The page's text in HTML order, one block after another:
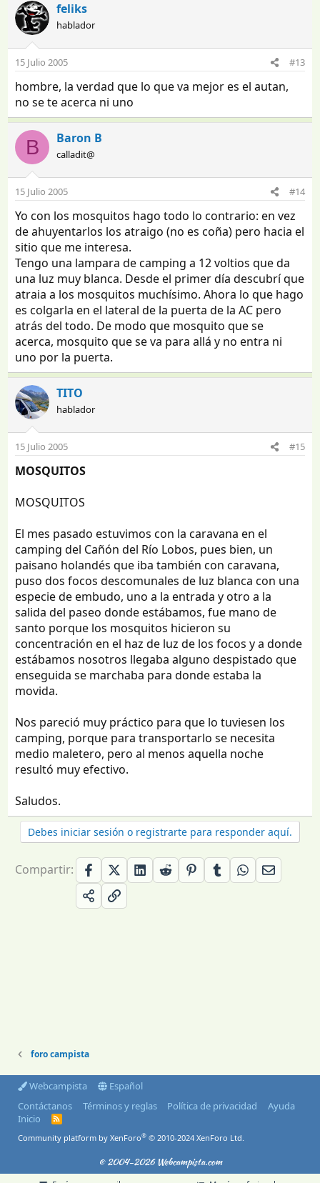
feliks
hablador
15 Julio 2005 #13
hombre, la verdad que lo que va mejor es el autan,
no se te acerca ni uno
B Baron B
calladit@
15 Julio 2005 #14
Yo con los mosquitos hago todo lo contrario: en vez
de ahuyentarlos los atraigo (no es coña) pero hacia el
sitio que me interesa.
Tengo una lampara de camping a 12 voltios que da
una luz muy blanca. Desde el primer día descubrí que
atraia a los mosquitos muchísimo. Ahora lo que hago
es colgarla en el lateral de la puerta de la AC pero
atrás del todo. De modo que mosquito que se
acerca, mosquito que se va para allá y no entra ni
uno por la puerta.
TITO
hablador
15 Julio 2005 #15
MOSQUITOS
MOSQUITOS
El mes pasado estuvimos con la caravana en el
camping del Cañón del Río Lobos, pues bien, un
paisano holandés que iba también con caravana,
puso dos focos descomunales de luz blanca con una
especie de embudo, uno a la entrada y otro a la
salida del paseo donde estábamos, fue mano de
santo porque los mosquitos hicieron su
concentración en el haz de luz de los focos y a donde
estábamos nosotros llegaba alguno despistado que
enseguida se marchaba para donde estaba la
movida.
Nos pareció muy práctico para que lo tuviesen los
camping, porque para transportarlo se necesita
medio maletero, pero al menos aquella noche
resultó muy efectivo.
Saludos.
Debes iniciar sesión o registrarte para responder aquí.
Compartir:
foro campista
Webcampista
Español
Contáctanos
Términos y reglas Política de privacidad
Ayuda
Inicio
R
S
Community platform by XenForo® © 2010-2024 XenForo Ltd.
© 2004-2026 Webcampista.com